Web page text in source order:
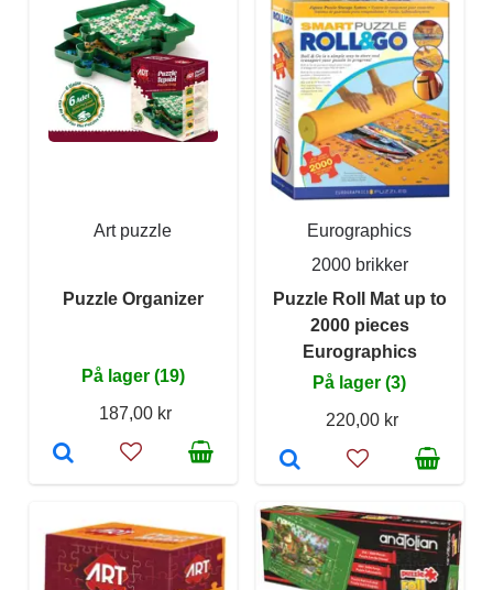
Art puzzle
Puzzle Organizer
På lager (19)
187,00 kr
Eurographics
2000 brikker
Puzzle Roll Mat up to
2000 pieces
Eurographics
På lager (3)
220,00 kr